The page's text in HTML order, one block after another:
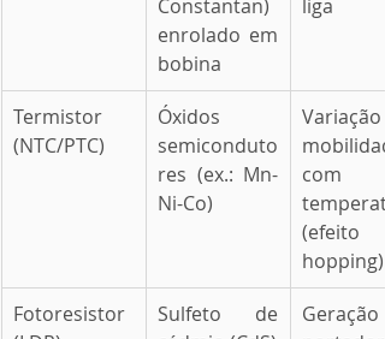
Constantan)
enrolado em
bobina
liga
Termistor
(NTC/PTC)
Óxidos
semiconduto
res (ex.: Mn-
Ni-Co)
com
(efeito
hopping)
Fotoresistor
Sulfeto de